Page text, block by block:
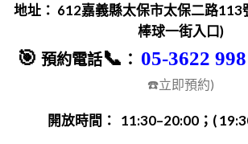
地址： 612嘉義縣太保市太保二路113
棒球一街入口)
🎯 預約電話📞 ： 05-3622 998
☎️立即預約)
開放時間： 11:30–20:00；(